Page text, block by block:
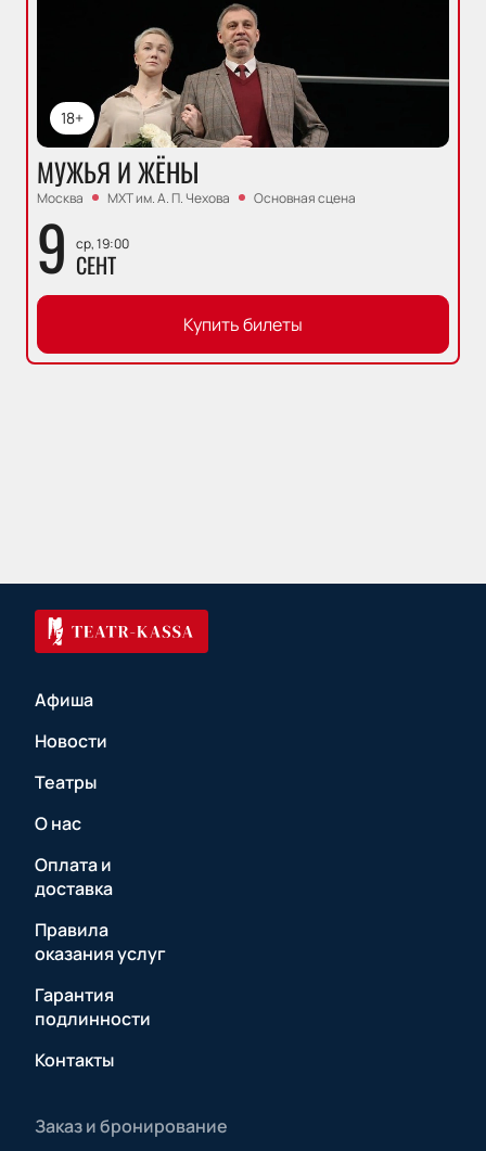
18+
МУЖЬЯ И ЖЁНЫ
Москва МХТ им. А. П. Чехова Основная сцена
9 ср, 19:00
СЕНТ
Купить билеты
Афиша
Новости
Театры
О нас
Оплата и
доставка
Правила
оказания услуг
Гарантия
подлинности
Контакты
Заказ и бронирование